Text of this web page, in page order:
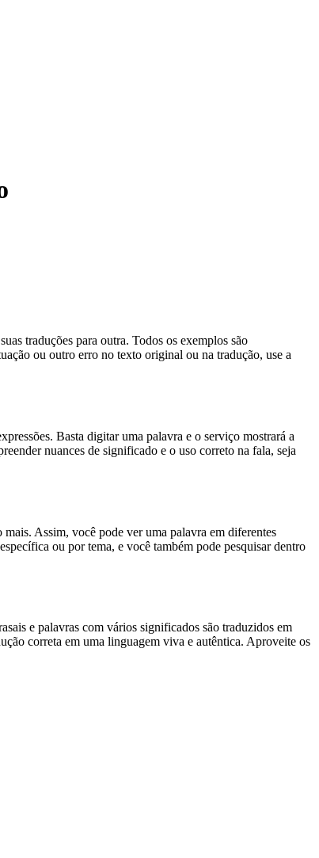
traduções para outra. Todos os exemplos são
ou outro erro no texto original ou na tradução, use a
Basta digitar uma palavra e o serviço mostrará a
nuances de significado e o uso correto na fala, seja
Assim, você pode ver uma palavra em diferentes
ou por tema, e você também pode pesquisar dentro
e palavras com vários significados são traduzidos em
correta em uma linguagem viva e autêntica. Aproveite os